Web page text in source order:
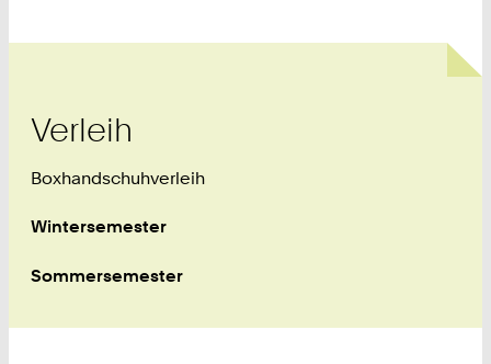
Verleih
Boxhandschuhverleih
Wintersemester
Sommersemester